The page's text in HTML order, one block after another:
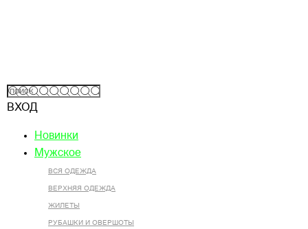
ВХОД
Новинки
Мужское
ВСЯ ОДЕЖДА
ВЕРХНЯЯ ОДЕЖДА
ЖИЛЕТЫ
РУБАШКИ И ОВЕРШОТЫ